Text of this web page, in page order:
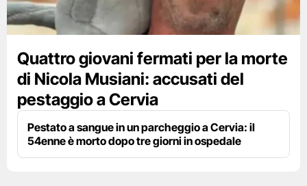
Quattro giovani fermati per la morte
di Nicola Musiani: accusati del
pestaggio a Cervia
Pestato a sangue in un parcheggio a Cervia: il
54enne è morto dopo tre giorni in ospedale